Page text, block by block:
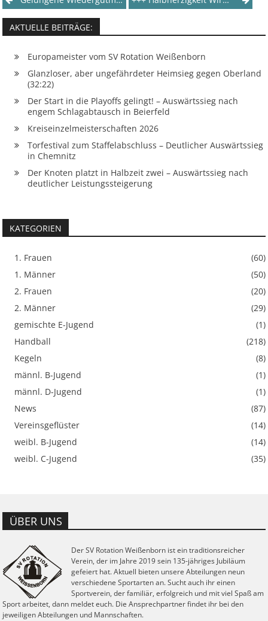
navigation
AKTUELLE BEITRÄGE:
Europameister vom SV Rotation Weißenborn
Glanzloser, aber ungefährdeter Heimsieg gegen Oberland
(32:22)
Der Start in die Playoffs gelingt! – Auswärtssieg nach
engem Schlagabtausch in Beierfeld
Kreiseinzelmeisterschaften 2026
Torfestival zum Staffelabschluss – Deutlicher Auswärtssieg
in Chemnitz
Der Knoten platzt in Halbzeit zwei – Auswärtssieg nach
deutlicher Leistungssteigerung
KATEGORIEN
1. Frauen
(60)
1. Männer
(50)
2. Frauen
(20)
2. Männer
(29)
gemischte E-Jugend
(1)
Handball
(218)
Kegeln
(8)
männl. B-Jugend
(1)
männl. D-Jugend
(1)
News
(87)
Vereinsgeflüster
(14)
weibl. B-Jugend
(14)
weibl. C-Jugend
(35)
ÜBER UNS
Der SV Rotation Weißenborn ist ein traditionsreicher
Verein, der im Jahre 2019 sein 135-jähriges Jubiläum
gefeiert hat. Aktuell bieten unsere Abteilungen neun
verschiedene Sportarten an. Sucht auch ihr einen
Sportverein, der familiär, erfolgreich und mit viel Spaß am
Sport arbeitet, dann meldet euch. Die Ansprechpartner findet ihr bei den
jeweiligen Abteilungen und Mannschaften.